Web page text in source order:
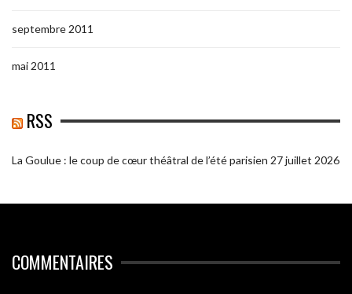
septembre 2011
mai 2011
RSS
La Goulue : le coup de cœur théâtral de l’été parisien 27 juillet 2026
COMMENTAIRES